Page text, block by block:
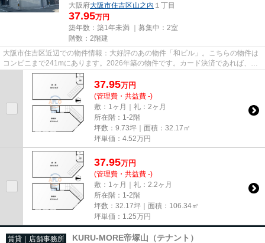
大阪府大阪市住吉区山之内 １丁目
37.95万円
築年数：築1年未満 ｜募集中： 2室
階数：2階建
大阪市住吉区近辺での物件情報：大好評のあの物件「和ビル」。こちらの物件は
コンビニまで241mにあります。2026年築の物件です。カード決済であれば、現
金が手元になくてもお支払いで...
37.95万円
(管理費・共益費 -)
敷：1ヶ月｜礼：2ヶ月
所在階：1-2階
坪数：9.73坪｜面積：32.17㎡
坪単価： 4.52万円
37.95万円
(管理費・共益費 -)
敷：1ヶ月｜礼：2.2ヶ月
所在階：1-2階
坪数：32.17坪｜面積：106.34㎡
坪単価： 1.25万円
賃貸｜店舗事務所 KURU-MORE帝塚山（テナント）